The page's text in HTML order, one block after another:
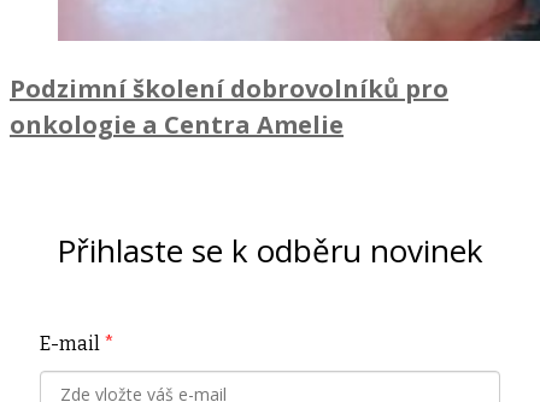
Podzimní školení dobrovolníků pro
onkologie a Centra Amelie
Přihlaste se k odběru novinek
E-mail *